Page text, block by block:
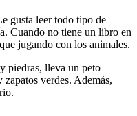
gusta leer todo tipo de
Cuando no tiene un libro en
jugando con los animales.
piedras, lleva un peto
zapatos verdes. Además,